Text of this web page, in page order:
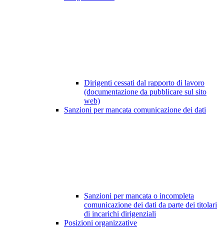
Dirigenti cessati dal rapporto di lavoro
(documentazione da pubblicare sul sito
web)
Sanzioni per mancata comunicazione dei dati
Sanzioni per mancata o incompleta
comunicazione dei dati da parte dei titolari
di incarichi dirigenziali
Posizioni organizzative